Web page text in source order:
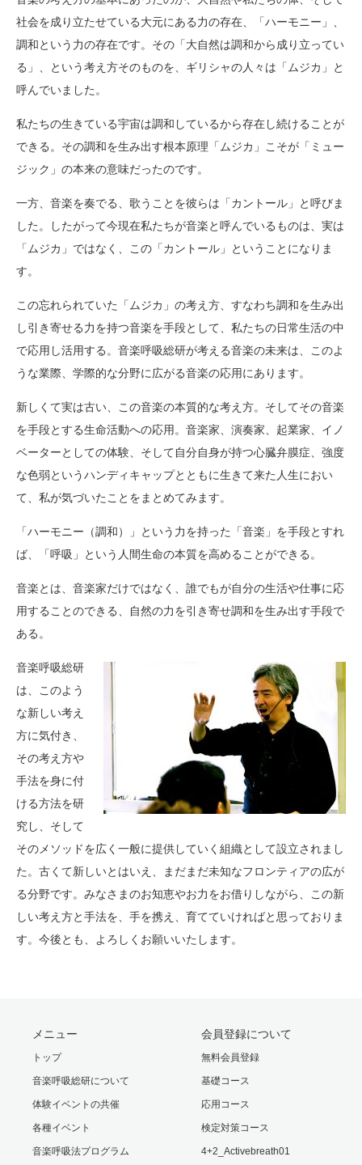
社会を成り立たせている大元にある力の存在、「ハーモニー」、
調和という力の存在です。その「大自然は調和から成り立ってい
る」、という考え方そのものを、ギリシャの人々は「ムジカ」と
呼んでいました。
私たちの生きている宇宙は調和しているから存在し続けることが
できる。その調和を生み出す根本原理「ムジカ」こそが「ミュー
ジック」の本来の意味だったのです。
一方、音楽を奏でる、歌うことを彼らは「カントール」と呼びま
した。したがって今現在私たちが音楽と呼んでいるものは、実は
「ムジカ」ではなく、この「カントール」ということになりま
す。
この忘れられていた「ムジカ」の考え方、すなわち調和を生み出
し引き寄せる力を持つ音楽を手段として、私たちの日常生活の中
で応用し活用する。音楽呼吸総研が考える音楽の未来は、このよ
うな業際、学際的な分野に広がる音楽の応用にあります。
新しくて実は古い、この音楽の本質的な考え方。そしてその音楽
を手段とする生命活動への応用。音楽家、演奏家、起業家、イノ
ベーターとしての体験、そして自分自身が持つ心臓弁膜症、強度
な色弱というハンディキャップとともに生きて来た人生におい
て、私が気づいたことをまとめてみます。
「ハーモニー（調和）」という力を持った「音楽」を手段とすれ
ば、「呼吸」という人間生命の本質を高めることができる。
音楽とは、音楽家だけではなく、誰でもが自分の生活や仕事に応
用することのできる、自然の力を引き寄せ調和を生み出す手段で
ある。
音楽呼吸総研
は、このよう
な新しい考え
方に気付き、
その考え方や
手法を身に付
ける方法を研
究し、そして
そのメソッドを広く一般に提供していく組織として設立されまし
た。古くて新しいとはいえ、まだまだ未知なフロンティアの広が
る分野です。みなさまのお知恵やお力をお借りしながら、この新
しい考え方と手法を、手を携え、育てていければと思っておりま
す。今後とも、よろしくお願いいたします。
メニュー
トップ
音楽呼吸総研について
体験イベントの共催
各種イベント
音楽呼吸法プログラム
会員登録について
無料会員登録
基礎コース
応用コース
検定対策コース
4+2_Activebreath01